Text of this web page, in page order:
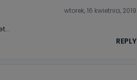
wtorek, 16 kwietnia, 2019
REPLY